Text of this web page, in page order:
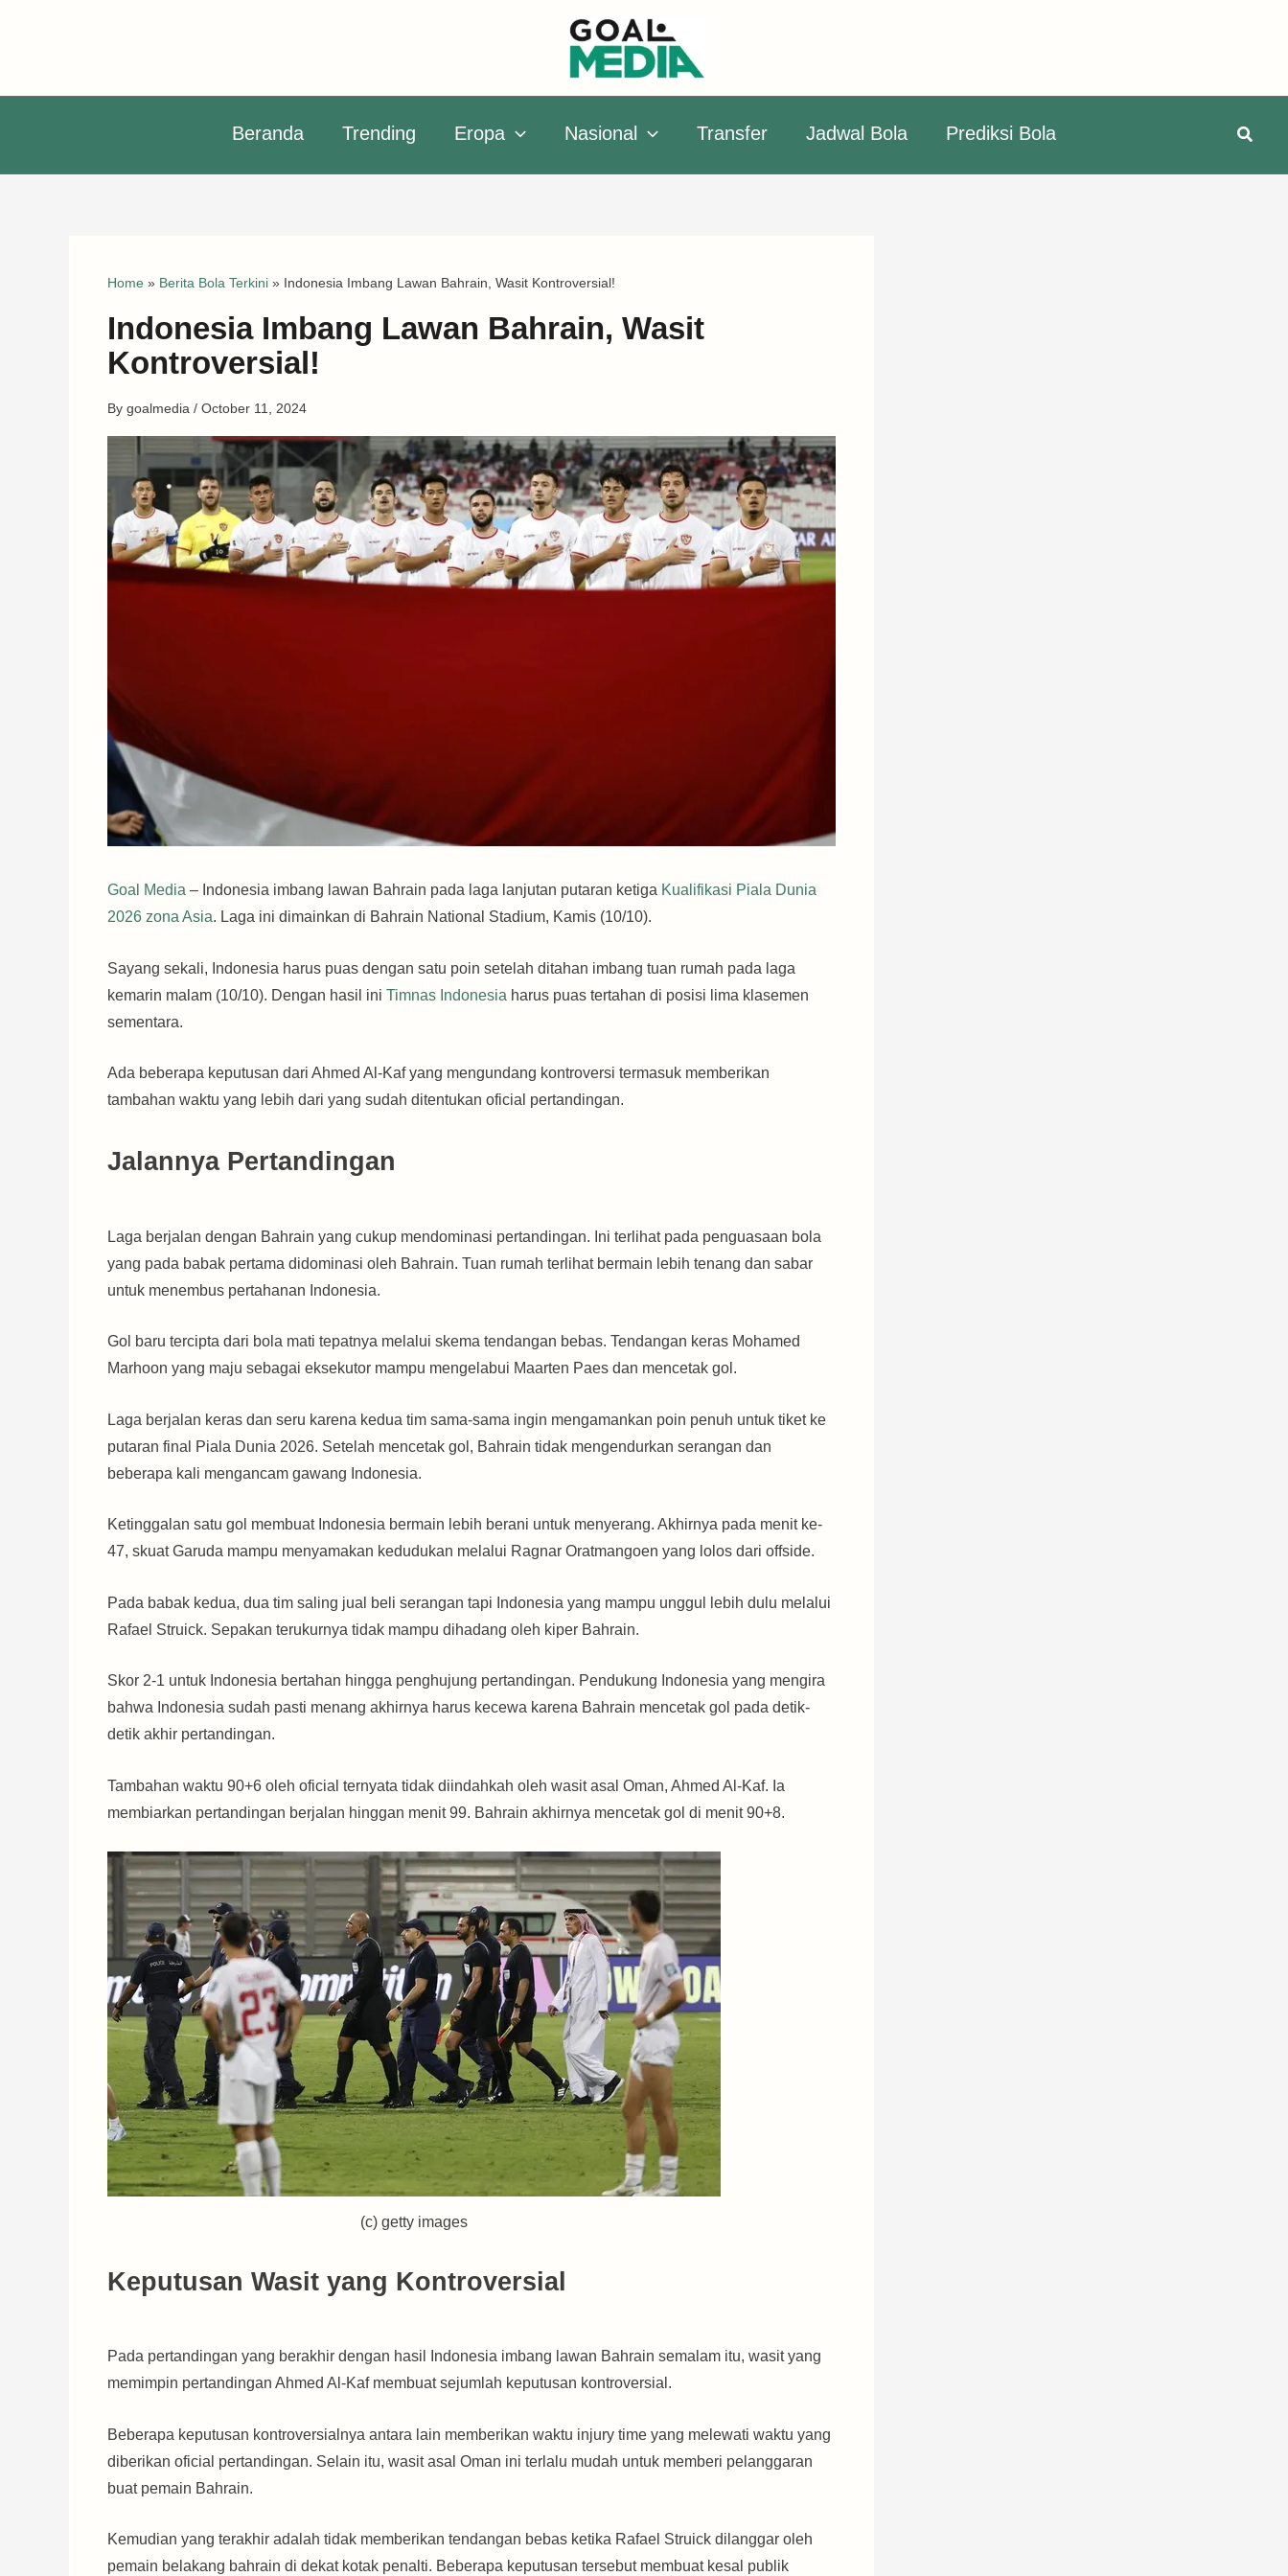
Beranda Trending Eropa Nasional Transfer Jadwal Bola Prediksi Bola
Home » Berita Bola Terkini » Indonesia Imbang Lawan Bahrain, Wasit Kontroversial!
Indonesia Imbang Lawan Bahrain, Wasit
Kontroversial!
By goalmedia / October 11, 2024
Goal Media – Indonesia imbang lawan Bahrain pada laga lanjutan putaran ketiga Kualifikasi Piala Dunia
2026 zona Asia. Laga ini dimainkan di Bahrain National Stadium, Kamis (10/10).
Sayang sekali, Indonesia harus puas dengan satu poin setelah ditahan imbang tuan rumah pada laga
kemarin malam (10/10). Dengan hasil ini Timnas Indonesia harus puas tertahan di posisi lima klasemen
sementara.
Ada beberapa keputusan dari Ahmed Al-Kaf yang mengundang kontroversi termasuk memberikan
tambahan waktu yang lebih dari yang sudah ditentukan oficial pertandingan.
Jalannya Pertandingan
Laga berjalan dengan Bahrain yang cukup mendominasi pertandingan. Ini terlihat pada penguasaan bola
yang pada babak pertama didominasi oleh Bahrain. Tuan rumah terlihat bermain lebih tenang dan sabar
untuk menembus pertahanan Indonesia.
Gol baru tercipta dari bola mati tepatnya melalui skema tendangan bebas. Tendangan keras Mohamed
Marhoon yang maju sebagai eksekutor mampu mengelabui Maarten Paes dan mencetak gol.
Laga berjalan keras dan seru karena kedua tim sama-sama ingin mengamankan poin penuh untuk tiket ke
putaran final Piala Dunia 2026. Setelah mencetak gol, Bahrain tidak mengendurkan serangan dan
beberapa kali mengancam gawang Indonesia.
Ketinggalan satu gol membuat Indonesia bermain lebih berani untuk menyerang. Akhirnya pada menit ke-
47, skuat Garuda mampu menyamakan kedudukan melalui Ragnar Oratmangoen yang lolos dari offside.
Pada babak kedua, dua tim saling jual beli serangan tapi Indonesia yang mampu unggul lebih dulu melalui
Rafael Struick. Sepakan terukurnya tidak mampu dihadang oleh kiper Bahrain.
Skor 2-1 untuk Indonesia bertahan hingga penghujung pertandingan. Pendukung Indonesia yang mengira
bahwa Indonesia sudah pasti menang akhirnya harus kecewa karena Bahrain mencetak gol pada detik-
detik akhir pertandingan.
Tambahan waktu 90+6 oleh oficial ternyata tidak diindahkah oleh wasit asal Oman, Ahmed Al-Kaf. Ia
membiarkan pertandingan berjalan hinggan menit 99. Bahrain akhirnya mencetak gol di menit 90+8.
(c) getty images
Keputusan Wasit yang Kontroversial
Pada pertandingan yang berakhir dengan hasil Indonesia imbang lawan Bahrain semalam itu, wasit yang
memimpin pertandingan Ahmed Al-Kaf membuat sejumlah keputusan kontroversial.
Beberapa keputusan kontroversialnya antara lain memberikan waktu injury time yang melewati waktu yang
diberikan oficial pertandingan. Selain itu, wasit asal Oman ini terlalu mudah untuk memberi pelanggaran
buat pemain Bahrain.
Kemudian yang terakhir adalah tidak memberikan tendangan bebas ketika Rafael Struick dilanggar oleh
pemain belakang bahrain di dekat kotak penalti. Beberapa keputusan tersebut membuat kesal publik